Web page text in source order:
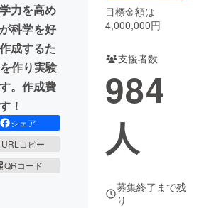
さと納税machi-ya コミュニティ
力を高め
科学を好
成するた
作り実験
。作成費
！
シェア
URLコピー
QRコード
目標金額は
4,000,000円
支援者数
984
人
募集終了まで残
り